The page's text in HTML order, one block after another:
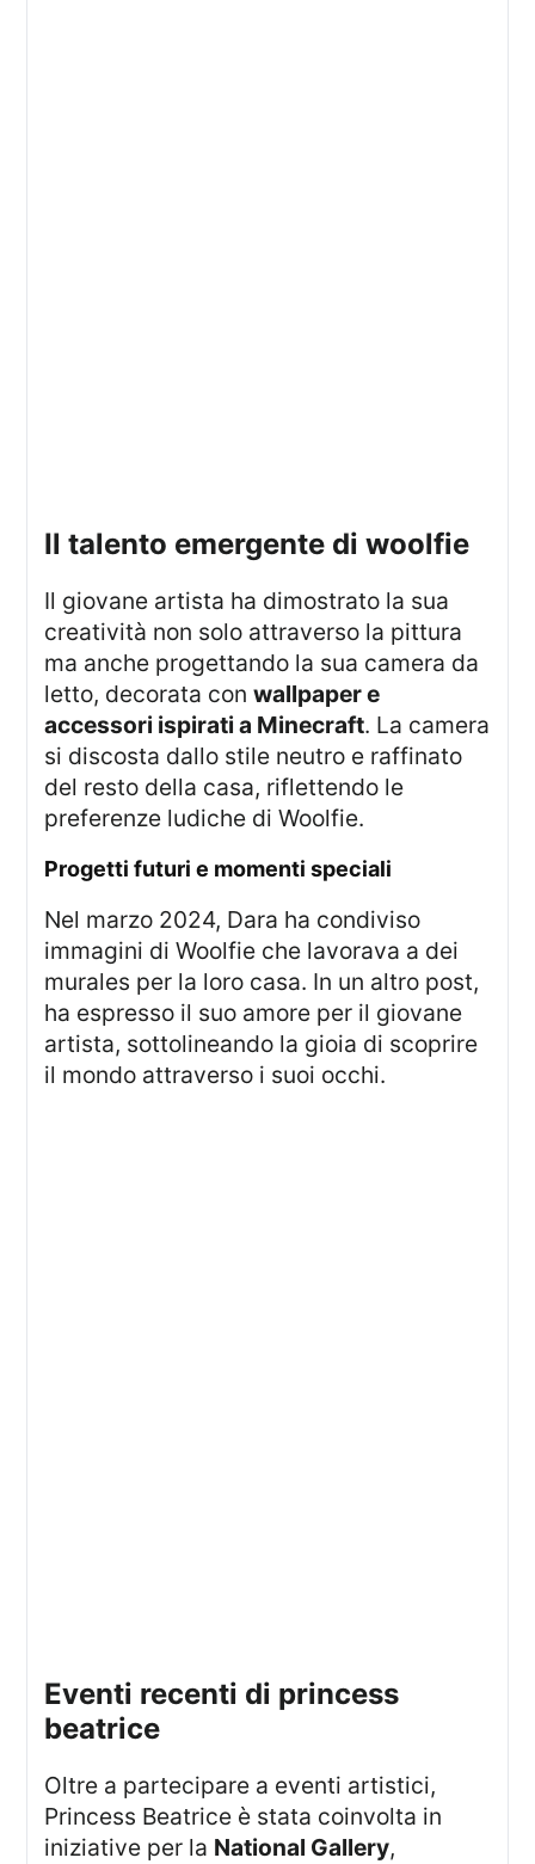
il talento emergente di woolfie
Il giovane artista ha dimostrato la sua
creatività non solo attraverso la pittura
ma anche progettando la sua camera da
letto, decorata conwallpaper e
accessori ispirati a Minecraft. La camera
si discosta dallo stile neutro e raffinato
del resto della casa, riflettendo le
preferenze ludiche di Woolfie.
progetti futuri e momenti speciali
Nel marzo 2024, Dara ha condiviso
immagini di Woolfie che lavorava a dei
murales per la loro casa. In un altro post,
ha espresso il suo amore per il giovane
artista, sottolineando la gioia di scoprire
il mondo attraverso i suoi occhi.
eventi recenti di princess
beatrice
Oltre a partecipare a eventi artistici,
Princess Beatrice è stata coinvolta in
iniziative per la National Gallery,